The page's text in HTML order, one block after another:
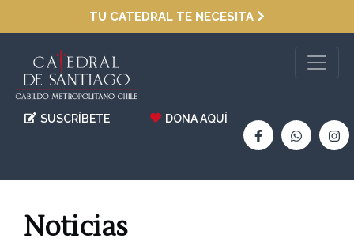
TU CATEDRAL TE NECESITA
SUSCRÍBETE DONA AQUÍ
Noticias